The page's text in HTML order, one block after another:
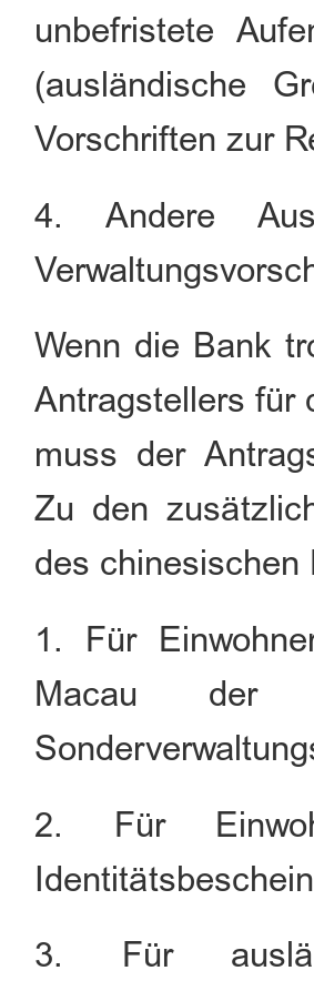
unbefristete
(ausländische
Vorschriften zur
4. Andere
Wenn die Bank
Antragstellers für
muss der
Zu den
des chinesischen
1. Für
Macau der
2. Für
3. Für